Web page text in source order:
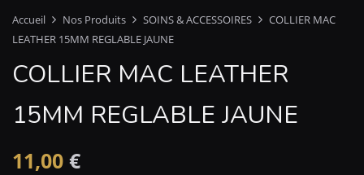
Accueil Nos Produits SOINS & ACCESSOIRES
COLLIER MAC
LEATHER 15MM REGLABLE JAUNE
COLLIER MAC LEATHER
15MM REGLABLE JAUNE
11,00 €